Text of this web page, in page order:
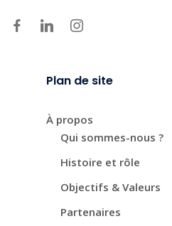
Plan de site
À propos
Qui sommes-nous ?
Histoire et rôle
Objectifs & Valeurs
Partenaires